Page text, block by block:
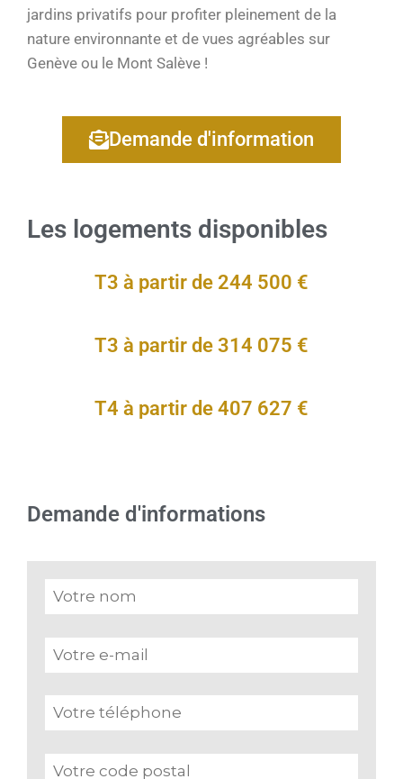
jardins privatifs pour profiter pleinement de la
nature environnante et de vues agréables sur
Genève ou le Mont Salève !
Demande d'information
Les logements disponibles
T3 à partir de 244 500 €
T3 à partir de 314 075 €
T4 à partir de 407 627 €
Demande d'informations